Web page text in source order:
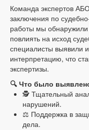
Команда экспертов
заключения по
работы мы обнаружили
повлиять на исход
специалисты выявили
интерпретацию, что
экспертизы.
🔍 Что было
🕵️ Тщательный
нарушений.
⚖️ Поддержка в
дела.